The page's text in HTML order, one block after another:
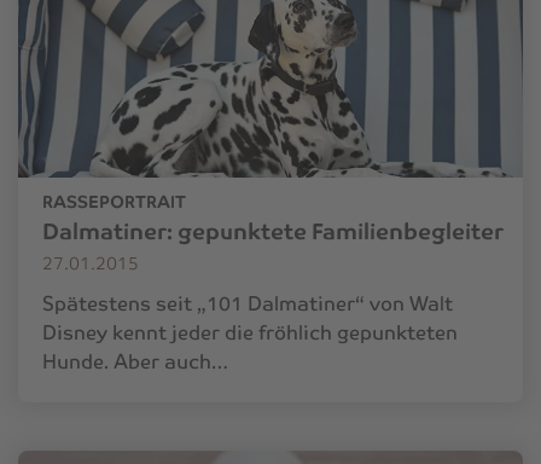
RASSEPORTRAIT
Dalmatiner: gepunktete Familienbegleiter
27.01.2015
Spätestens seit „101 Dalmatiner“ von Walt
Disney kennt jeder die fröhlich gepunkteten
Hunde. Aber auch…